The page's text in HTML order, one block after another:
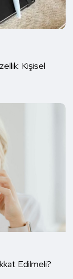
Kişisel
Edilmeli?